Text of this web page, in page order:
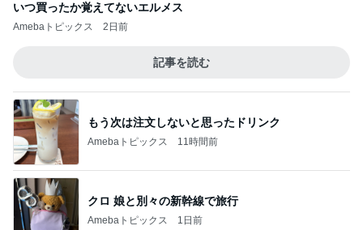
いつ買ったか覚えてないエルメス
Amebaトピックス 2日前
記事を読む
もう次は注文しないと思ったドリンク
Amebaトピックス 11時間前
クロ 娘と別々の新幹線で旅行
Amebaトピックス 1日前